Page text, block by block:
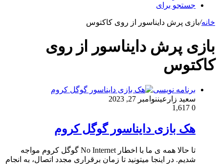
جستجو برای
خانه/بازی پرش دایناسور از روی کاکتوس
بازی پرش دایناسور از روی
کاکتوس
برنامه نویسی
سعید زارعیننوامبر 27, 2023
0
هک بازی دایناسور گوگل کروم
تا حالا همه ی ما با اخطار No Internet گوگل کروم مواجه
شدیم. در اینجا میتونید تا زمان برقراری مجدد اتصال، به انجام